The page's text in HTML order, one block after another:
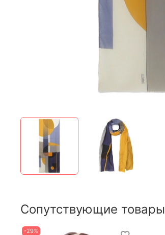
Сопутствующие товары
-29%